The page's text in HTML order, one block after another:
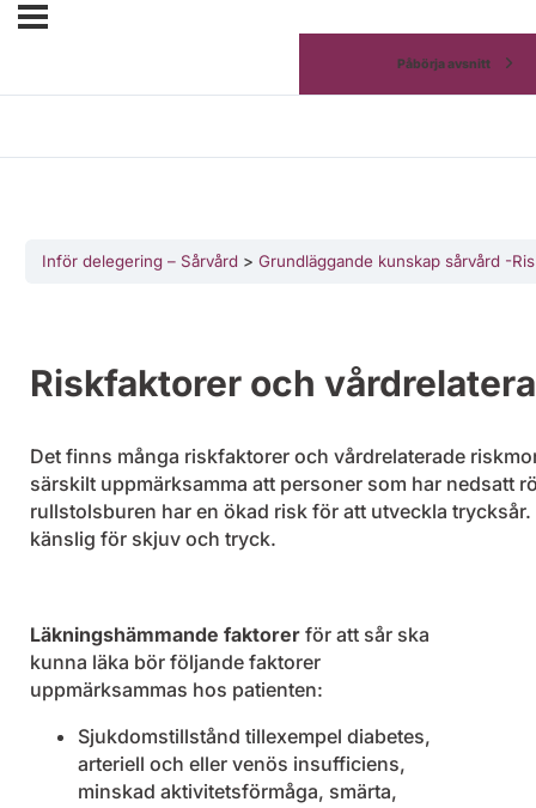
Påbörja avsnitt
Inför delegering – Sårvård Grundläggande kunskap sårvård -
Riskfaktorer och
Det finns många riskfaktorer och vårdrelaterade
särskilt uppmärksamma att personer som har nedsatt
rullstolsburen har en ökad risk för att utveckla
känslig för skjuv och tryck.
Läkningshämmande faktorer för att sår ska
kunna läka bör följande faktorer
uppmärksammas hos patienten:
Sjukdomstillstånd tillexempel diabetes,
arteriell och eller venös insufficiens,
minskad aktivitetsförmåga, smärta,